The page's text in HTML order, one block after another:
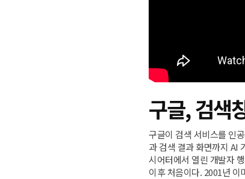
구글, 검색
구글이 검색 서비스를 인
과 검색 결과 화면까지 AI
시어터에서 열린 개발자
이후 처음이다. 2001년 이